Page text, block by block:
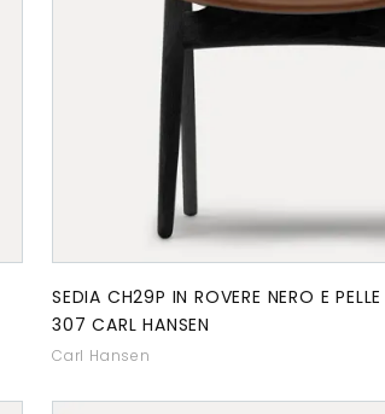
SEDIA CH29P IN ROVERE NERO E
307 CARL HANSEN
Carl Hansen